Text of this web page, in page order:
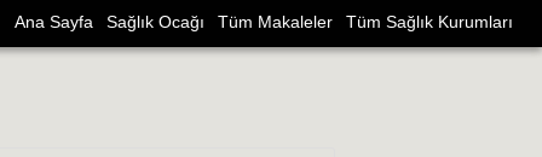
Ana Sayfa Sağlık Ocağı Tüm Makaleler Tüm Sağlık Kurumları